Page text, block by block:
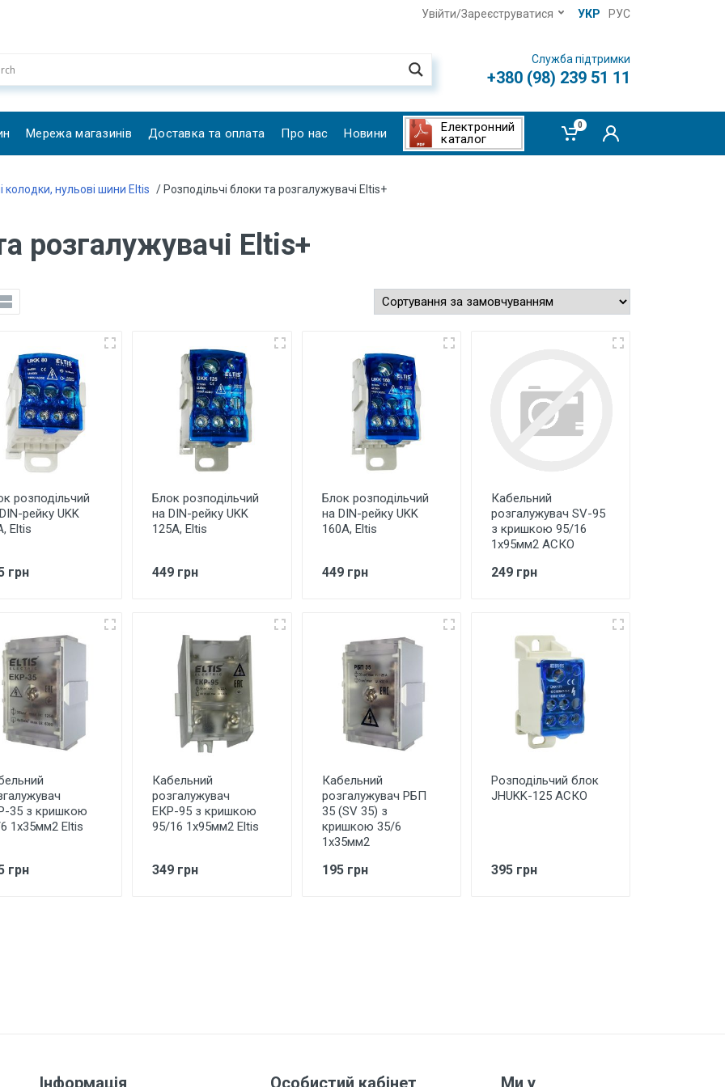
Увійти/Зареєструватися УКР РУС
Служба підтримки
+380 (98) 239 51 11
Мережа магазинів Доставка та оплата Про нас Новини
Електронний
каталог
0
колодки, нульові шини Eltis / Розподільчі блоки та розгалужувачі Eltis+
розгалужувачі Eltis+
розподільчий
рейку UKK
Eltis
грн
Блок розподільчий
на DIN-рейку UKK
125А, Eltis
449 грн
Блок розподільчий
на DIN-рейку UKK
160А, Eltis
449 грн
Кабельний
розгалужувач SV-95
з кришкою 95/16
1х95мм2 АСКО
249 грн
35 з кришкою
1х35мм2 Eltis
грн
Кабельний
розгалужувач
ЕКР-95 з кришкою
95/16 1х95мм2 Eltis
349 грн
Кабельний
розгалужувач РБП
35 (SV 35) з
кришкою 35/6
1х35мм2
195 грн
Розподільчий блок
JHUKK-125 АСКО
395 грн
Інформація Особистий кабінет Ми у